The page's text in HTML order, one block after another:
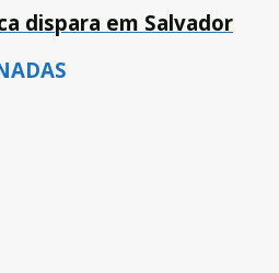
dispara em Salvador